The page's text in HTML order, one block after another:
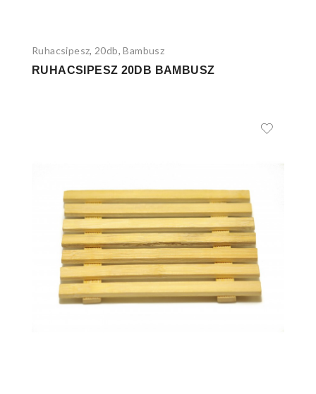
Ruhacsipesz, 20db,Bambusz
RUHACSIPESZ 20DB BAMBUSZ